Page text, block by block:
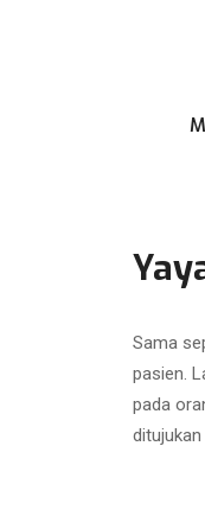
Sama
pasien.
pada